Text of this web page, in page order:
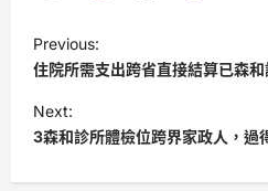
o
s
t
Previous:
住院所需支出跨省直接結算已森
Next:
3森和診所體檢位跨界家政人，過